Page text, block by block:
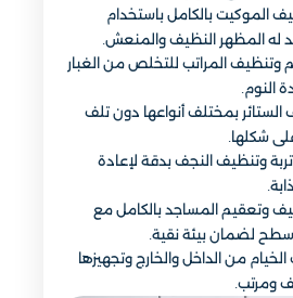
الموكيت بالكامل باستخدام
المظهر النظيف والمنعش.
وتنظيف المراتب للتخلص من الغبار
النوم.
الستائر بمختلف أنواعها دون تلف
شكلها.
وتنظيف النجف بدقة لإعادة
وتعقيم المساجد بالكامل مع
لضمان بيئة نقية.
من الداخل والخارج وتجهيزها
ومرتب.